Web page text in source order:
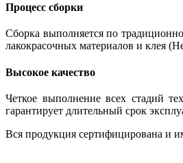
Процесс сборки
Сборка выполняется по
лакокрасочных материалов и клея
Высокое качество
Четкое выполнение всех стадий
гарантирует длительный срок
Вся продукция сертифицирована и